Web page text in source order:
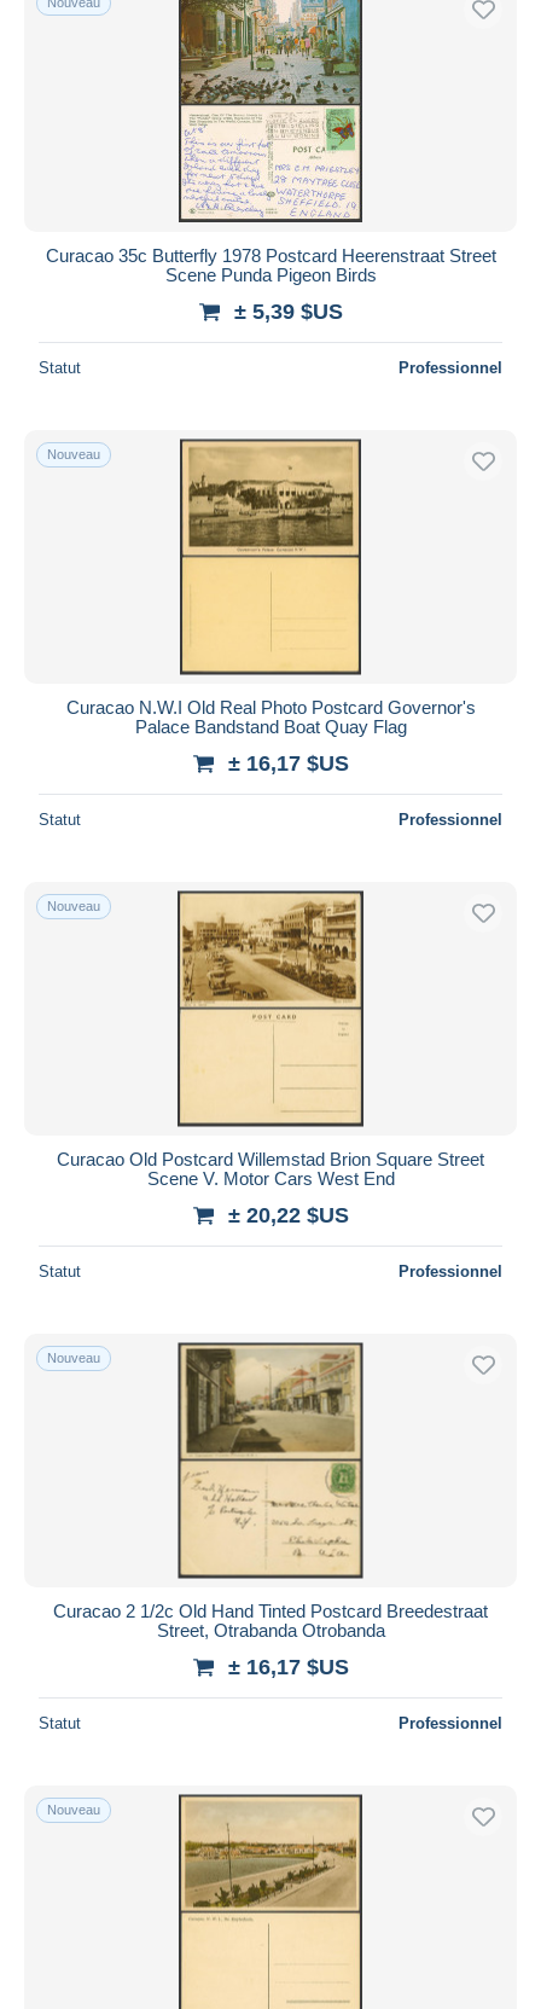
Curacao 35c Butterfly 1978 Postcard Heerenstraat Street
Scene Punda Pigeon Birds
± 5,39 $US
Statut Professionnel
Nouveau
Curacao N.W.I Old Real Photo Postcard Governor's
Palace Bandstand Boat Quay Flag
± 16,17 $US
Statut Professionnel
Nouveau
Curacao Old Postcard Willemstad Brion Square Street
Scene V. Motor Cars West End
± 20,22 $US
Statut Professionnel
Nouveau
Curacao 2 1/2c Old Hand Tinted Postcard Breedestraat
Street, Otrabanda Otrobanda
± 16,17 $US
Statut Professionnel
Nouveau